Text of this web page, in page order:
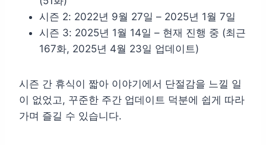
시즌 2: 2022년 9월 27일 – 2025년 1월 7일
시즌 3: 2025년 1월 14일 – 현재 진행 중 (최근
167화, 2025년 4월 23일 업데이트)
시즌 간 휴식이 짧아 이야기에서 단절감을 느낄 일
이 없었고, 꾸준한 주간 업데이트 덕분에 쉽게 따라
가며 즐길 수 있습니다.